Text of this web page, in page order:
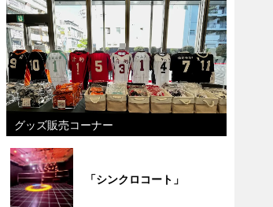
グッズ販売コーナー
「シンクロコート」